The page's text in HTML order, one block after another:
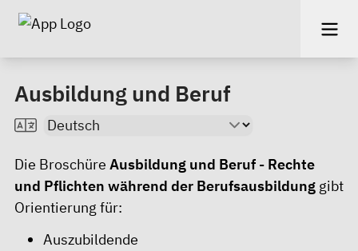
Ausbildung und Beruf
Die Broschüre Ausbildung und Beruf - Rechte
und Pflichten während der Berufsausbildung gibt
Orientierung für:
Auszubildende